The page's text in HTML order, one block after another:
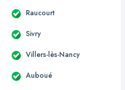
Raucourt
Sivry
Villers-lès-Nancy
Auboué